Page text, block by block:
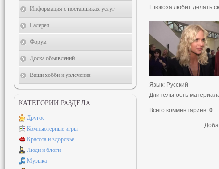
Глюкоза любит делать
Язык: Русский
Длительность
Всего комментариев: 0
Информация о поставщиках услуг
Галерея
Форум
Доска объявлений
Ваши хобби и увлечения
КАТЕГОРИИ РАЗДЕЛА
Другое
Компьютерные игры
Красота и здоровье
Люди и блоги
Музыка